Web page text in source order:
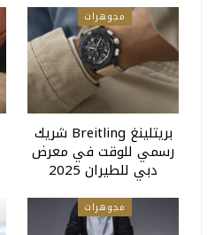
مجوهرات
بريتلينغ Breitling شريك
رسمي للوقت في معرض
دبي للطيران 2025
مجوهرات